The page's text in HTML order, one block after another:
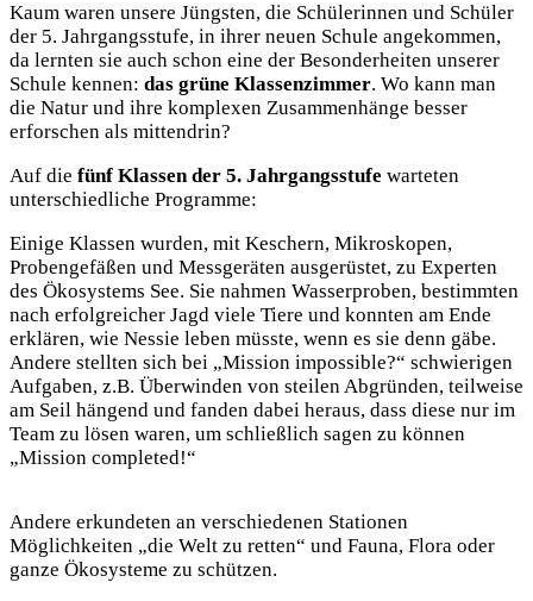
Kaum waren unsere Jüngsten, die Schülerinnen und Schüler
der 5. Jahrgangsstufe, in ihrer neuen Schule angekommen,
da lernten sie auch schon eine der Besonderheiten unserer
Schule kennen: das grüne Klassenzimmer. Wo kann man
die Natur und ihre komplexen Zusammenhänge besser
erforschen als mittendrin?
Auf die fünf Klassen der 5. Jahrgangsstufe warteten
unterschiedliche Programme:
Einige Klassen wurden, mit Keschern, Mikroskopen,
Probengefäßen und Messgeräten ausgerüstet, zu Experten
des Ökosystems See. Sie nahmen Wasserproben, bestimmten
nach erfolgreicher Jagd viele Tiere und konnten am Ende
erklären, wie Nessie leben müsste, wenn es sie denn gäbe.
Andere stellten sich bei „Mission impossible?“ schwierigen
Aufgaben, z.B. Überwinden von steilen Abgründen, teilweise
am Seil hängend und fanden dabei heraus, dass diese nur im
Team zu lösen waren, um schließlich sagen zu können
„Mission completed!“
Andere erkundeten an verschiedenen Stationen
Möglichkeiten „die Welt zu retten“ und Fauna, Flora oder
ganze Ökosysteme zu schützen.